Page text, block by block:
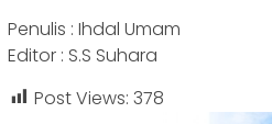
Penulis : Ihdal Umam
Editor : S.S Suhara
Post Views: 378